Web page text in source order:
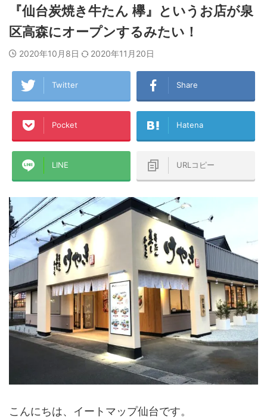
『仙台炭焼き牛たん 欅』というお店が泉
区高森にオープンするみたい！
2020年10月8日 2020年11月20日
Twitter Share
Pocket Hatena
LINE URLコピー
こんにちは、イートマップ仙台です。